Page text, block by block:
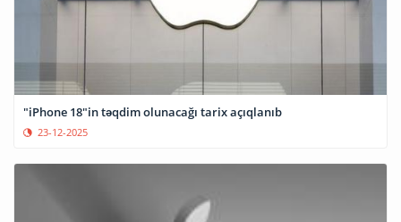
"iPhone 18"in təqdim olunacağı tarix açıqlanıb
23-12-2025